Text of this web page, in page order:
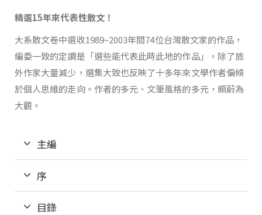
精選15年來代表性散文！
大系散文卷中選收1989~2003年間74位台灣散文家的作品，
編委一致的定調是「選些能代表此時此地的作品」。除了旅
外作家大量減少，選集大致也反映了十多年來文學作者偏傾
於個人思維的走向。作者的多元、文筆風格的多元，頗蔚為
大觀。
主編
序
目錄